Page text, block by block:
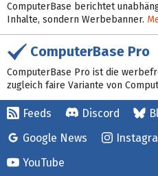
ComputerBase berichtet
Inhalte, sondern Werbebanner.
ComputerBase Pro
ComputerBase Pro ist die
zugleich faire Variante von
Feeds Discord
Google News
YouTube